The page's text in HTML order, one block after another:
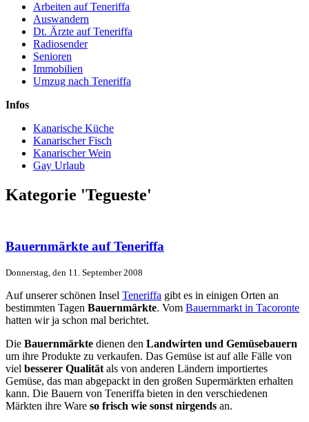
Arbeiten auf Teneriffa
Auswandern
Dt. Ärzte auf Teneriffa
Radiosender
Senioren
Immobilien
Umzug nach Teneriffa
Infos
Kanarische Küche
Kanarischer Fisch
Kanarischer Wein
Gay Urlaub
Kategorie 'Tegueste'
Bauernmärkte auf Teneriffa
Donnerstag, den 11. September 2008
Auf unserer schönen Insel Teneriffa gibt es in einigen Orten an
bestimmten Tagen Bauernmärkte. Vom Bauernmarkt in Tacoronte
hatten wir ja schon mal berichtet.
Die Bauernmärkte dienen den Landwirten und Gemüsebauern
um ihre Produkte zu verkaufen. Das Gemüse ist auf alle Fälle von
viel besserer Qualität als von anderen Ländern importiertes
Gemüse, das man abgepackt in den großen Supermärkten erhalten
kann. Die Bauern von Teneriffa bieten in den verschiedenen
Märkten ihre Ware so frisch wie sonst nirgends an.